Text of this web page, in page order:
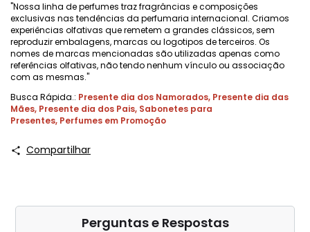
"Nossa linha de perfumes traz fragrâncias e composições
exclusivas nas tendências da perfumaria internacional. Criamos
experiências olfativas que remetem a grandes clássicos, sem
reproduzir embalagens, marcas ou logotipos de terceiros. Os
nomes de marcas mencionadas são utilizadas apenas como
referências olfativas, não tendo nenhum vínculo ou associação
com as mesmas."
Busca Rápida.: Presente dia dos Namorados, Presente dia das
Mães, Presente dia dos Pais, Sabonetes para
Presentes, Perfumes em Promoção
Compartilhar
Perguntas e Respostas